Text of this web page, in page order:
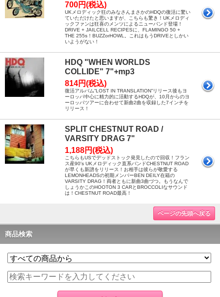
700円(税込)
UKメロディック狂のみなさんまさかのHDQの復活に驚い
ていただけたと思いますが、こちらも驚き！UKメロディ
ックファンは狂喜のメンツによるニューバンド登場！
DRIVE + JAILCELL RECIPESに、FLAMINGO 50 +
THE 255s！BUZZorHOWL。これはもうDRIVEとしかい
いようがない！
HDQ "WHEN WORLDS
COLLIDE" 7"+mp3
814円(税込)
復活アルバム“LOST IN TRANSLATION”リリース後もヨ
ーロッパ中心に精力的に活動するHDQが、10月からのヨ
ーロッパツアーに合わせて新曲2曲を収録した7インチを
リリース！
SPLIT CHESTNUT ROAD /
VARSITY DRAG 7"
1,188円(税込)
こちらもUSでデッドストック発見したので回収！フラン
ス産90's UKメロディック直系バンドCHESTNUT ROAD
が早くも新譜をリリース！お相手は彼らが敬愛する
LEMONHEADSの初期メンバーBEN DEILY在籍の
VARSITY DRAG！両者ともに新曲3曲づつ。もうなんで
しょうかこのHOOTON 3 CARとBROCCOLIなサウンド
は！CHESTNUT ROAD最高！
ページの先頭へ戻る
商品検索